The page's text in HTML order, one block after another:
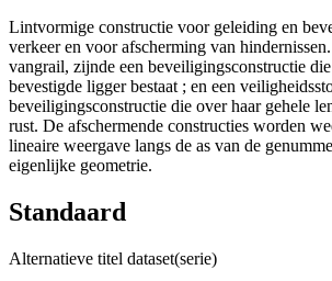
Lintvormige constructie voor geleiding en
verkeer en voor afscherming van
vangrail, zijnde een beveiligingsconstructie
bevestigde ligger bestaat ; en een
beveiligingsconstructie die over haar gehele
rust. De afschermende constructies worden
lineaire weergave langs de as van de
eigenlijke geometrie.
Standaard
Alternatieve titel dataset(serie)